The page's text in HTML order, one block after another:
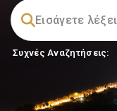
Συχνές Αναζητήσεις: